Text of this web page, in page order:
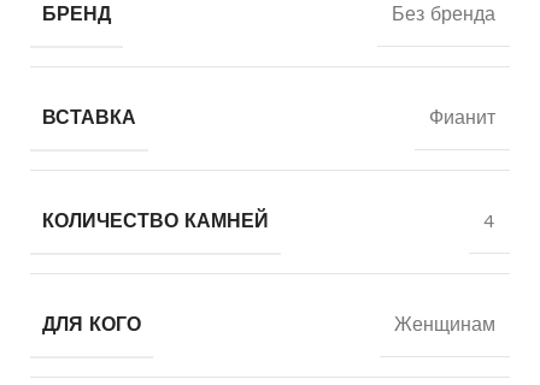
БРЕНД Без бренда
ВСТАВКА Фианит
КОЛИЧЕСТВО КАМНЕЙ 4
ДЛЯ КОГО Женщинам